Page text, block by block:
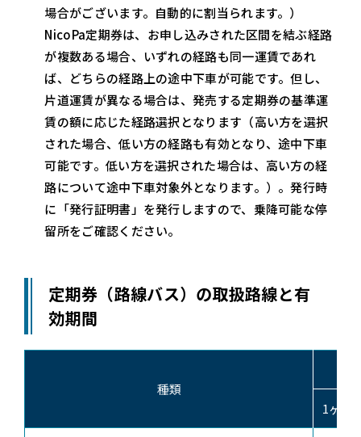
場合がございます。自動的に割当られます。）
NicoPa定期券は、お申し込みされた区間を結ぶ経路
が複数ある場合、いずれの経路も同一運賃であれ
ば、どちらの経路上の途中下車が可能です。但し、
片道運賃が異なる場合は、発売する定期券の基準運
賃の額に応じた経路選択となります（高い方を選択
された場合、低い方の経路も有効となり、途中下車
可能です。低い方を選択された場合は、高い方の経
路について途中下車対象外となります。）。発行時
に「発行証明書」を発行しますので、乗降可能な停
留所をご確認ください。
定期券（路線バス）の取扱路線と有
効期間
種類
1ヶ月